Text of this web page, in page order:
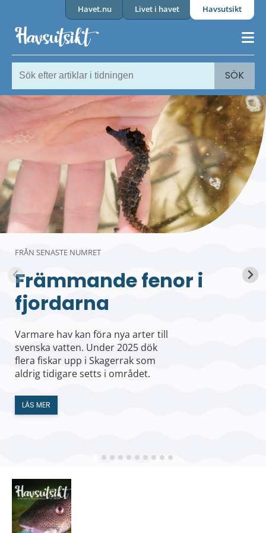
Havet.nu Livet i havet Havsutsikt
SÖK
FRÅN SENASTE NUMRET
Främmande fenor i
fjordarna
Varmare hav kan föra nya arter till
svenska vatten. Under 2025 dök
flera fiskar upp i Skagerrak som
aldrig tidigare setts i området.
LÄS MER